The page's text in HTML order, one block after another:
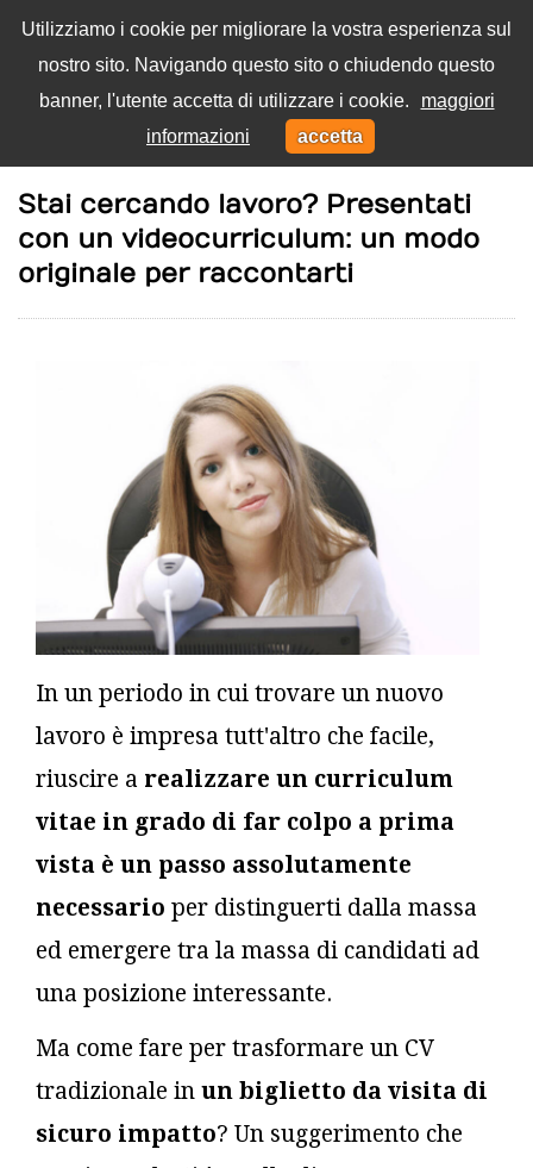
Utilizziamo i cookie per migliorare la vostra esperienza sul
nostro sito. Navigando questo sito o chiudendo questo
banner, l'utente accetta di utilizzare i cookie.
maggiori
informazioni
accetta
Menu
Stai cercando lavoro? Presentati
con un videocurriculum: un modo
originale per raccontarti
In un periodo in cui trovare un nuovo
lavoro è impresa tutt'altro che facile,
riuscire a realizzare un curriculum
vitae in grado di far colpo a prima
vista è un passo assolutamente
necessario per distinguerti dalla massa
ed emergere tra la massa di candidati ad
una posizione interessante.
Ma come fare per trasformare un CV
tradizionale in un biglietto da visita di
sicuro impatto? Un suggerimento che